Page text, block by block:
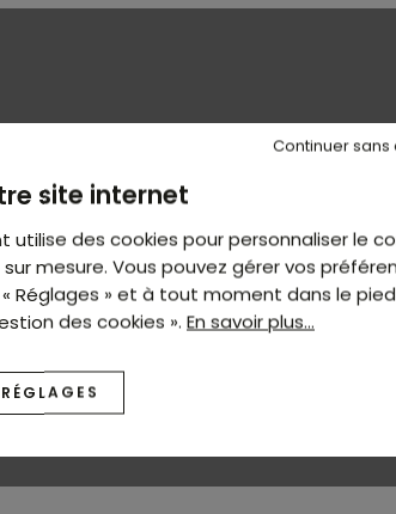
site internet
utilise des cookies pour personnaliser le
mesure. Vous pouvez gérer vos
Réglages » et à tout moment dans le
des cookies ». En savoir plus...
RÉGLAGES
Continuer